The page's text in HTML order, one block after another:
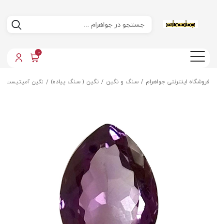
0
فروشگاه اینترنتی جواهرام سنگ و نگین نگین ( سنگ پیاده) نگین آمیتیست